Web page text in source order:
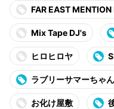
FAR EAST
Mix Tape DJ's
ヒロヒロヤ
ラブリーサマーちゃん
お化け屋敷